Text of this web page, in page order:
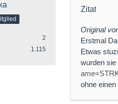
2
1.115
Zitat
Original
Erstmal
Etwas
wurden sie
ohne